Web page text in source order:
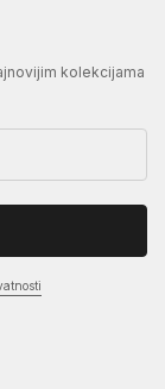
kolekcijama